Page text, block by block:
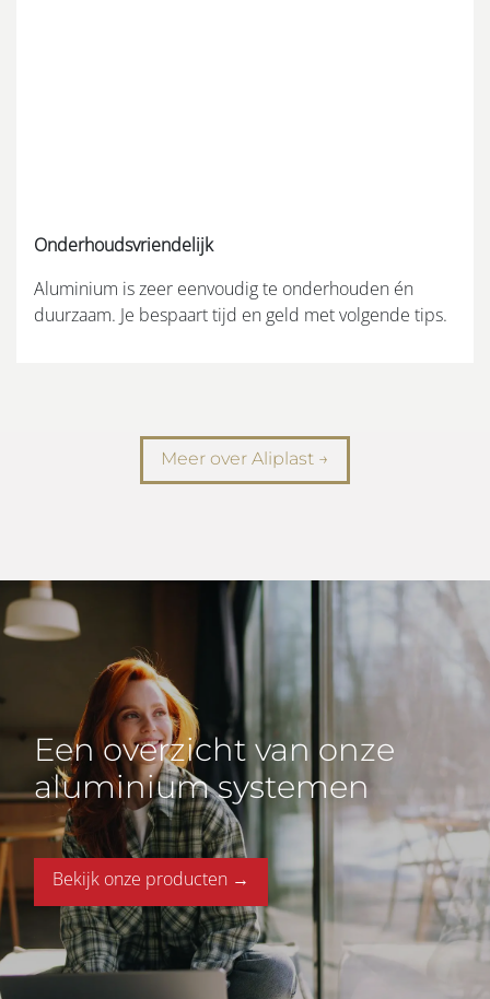
Onderhoudsvriendelijk
Aluminium is zeer eenvoudig te onderhouden én
duurzaam. Je bespaart tijd en geld met volgende tips.
Meer over Aliplast →
Een overzicht van onze
aluminium systemen
Bekijk onze producten →